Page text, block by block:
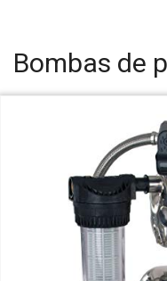
Bombas de